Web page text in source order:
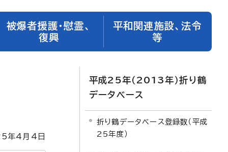
被爆者援護・慰霊、
復興
平和関連施設、法令
等
年4月4日
平成25年（2013年）折り鶴
データベース
折り鶴データベース登録数（平成
25年度）